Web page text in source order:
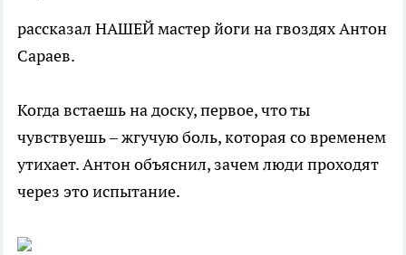
рассказал НАШЕЙ мастер йоги на гвоздях Антон
Сараев.
Когда встаешь на доску, первое, что ты
чувствуешь – жгучую боль, которая со временем
утихает. Антон объяснил, зачем люди проходят
через это испытание.